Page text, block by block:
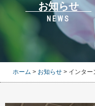
お知らせ
NEWS
ホーム > お知らせ > インター